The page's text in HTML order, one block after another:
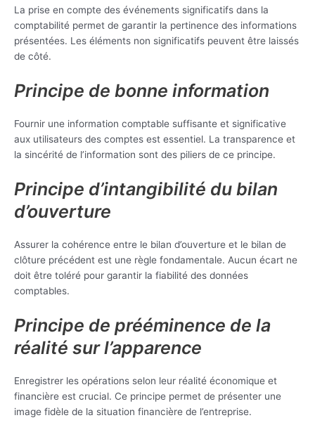
La prise en compte des événements significatifs dans la
comptabilité permet de garantir la pertinence des informations
présentées. Les éléments non significatifs peuvent être laissés
de côté.
Principe de bonne information
Fournir une information comptable suffisante et significative
aux utilisateurs des comptes est essentiel. La transparence et
la sincérité de l’information sont des piliers de ce principe.
Principe d’intangibilité du bilan
d’ouverture
Assurer la cohérence entre le bilan d’ouverture et le bilan de
clôture précédent est une règle fondamentale. Aucun écart ne
doit être toléré pour garantir la fiabilité des données
comptables.
Principe de prééminence de la
réalité sur l’apparence
Enregistrer les opérations selon leur réalité économique et
financière est crucial. Ce principe permet de présenter une
image fidèle de la situation financière de l’entreprise.